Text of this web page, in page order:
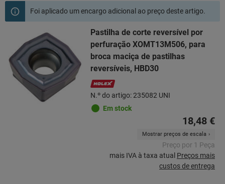
Foi aplicado um encargo adicional ao preço deste artigo.
Pastilha de corte reversível por
perfuração XOMT13M506, para
broca maciça de pastilhas
reversíveis, HBD30
N.º do artigo: 235082 UNI
Em stock
18,48 €
Mostrar preços de escala
Preço por 1 Peça
mais IVA à taxa atual Preços mais
custos de entrega